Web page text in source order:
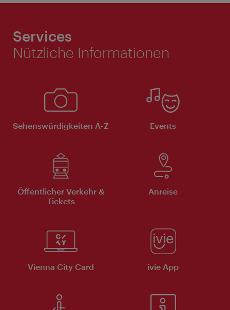
Services
Nützliche Informationen
Sehenswürdigkeiten A-Z Events
Öffentlicher Verkehr &
Tickets
Anreise
Vienna City Card ivie App